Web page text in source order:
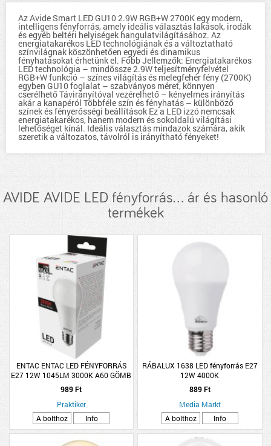
Az Avide Smart LED GU10 2.9W RGB+W 2700K egy modern,
intelligens fényforrás, amely ideális választás lakások, irodák
és egyéb beltéri helyiségek hangulatvilágításához. Az
energiatakarékos LED technológiának és a változtatható
színvilágnak köszönhetően egyedi és dinamikus
fényhatásokat érhetünk el. Főbb Jellemzők: Energiatakarékos
LED technológia – mindössze 2.9W teljesítményfelvétel
RGB+W funkció – színes világítás és melegfehér fény (2700K)
egyben GU10 foglalat – szabványos méret, könnyen
cserélhető Távirányítóval vezérelhető – kényelmes irányítás
akár a kanapéról Többféle szín és fényhatás – különböző
színek és fényerősségi beállítások Ez a LED izzó nemcsak
energiatakarékos, hanem modern és sokoldalú világítási
lehetőséget kínál. Ideális választás mindazok számára, akik
szeretik a változatos, távolról is irányítható fényeket!
AVIDE AVIDE LED fényforrás... ár és hasonló
termékek
ENTAC ENTAC LED FÉNYFORRÁS
E27 12W 1045LM 3000K A60 GÖMB
WW
989 Ft
Praktiker
A bolthoz
Info
RÁBALUX 1638 LED fényforrás E27
12W 4000K
889 Ft
Media Markt
A bolthoz
Info